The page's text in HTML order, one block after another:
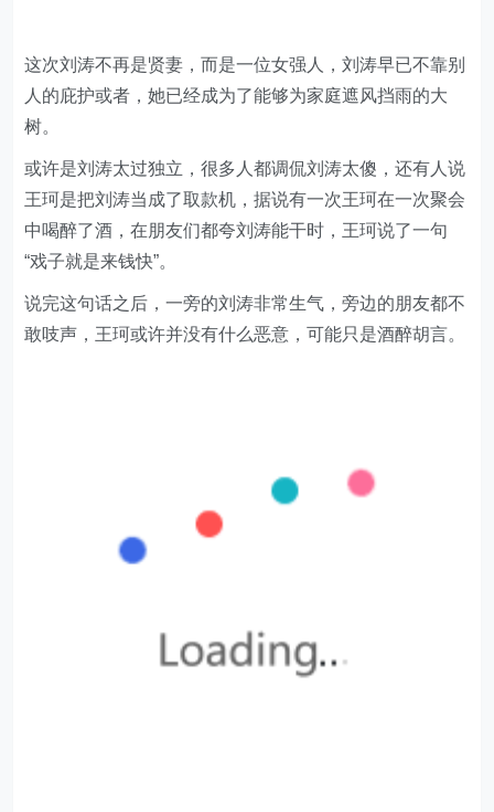
这次刘涛不再是贤妻，而是一位女强人，刘涛早已不靠别
人的庇护或者，她已经成为了能够为家庭遮风挡雨的大
树。
或许是刘涛太过独立，很多人都调侃刘涛太傻，还有人说
王珂是把刘涛当成了取款机，据说有一次王珂在一次聚会
中喝醉了酒，在朋友们都夸刘涛能干时，王珂说了一句
“戏子就是来钱快”。
说完这句话之后，一旁的刘涛非常生气，旁边的朋友都不
敢吱声，王珂或许并没有什么恶意，可能只是酒醉胡言。